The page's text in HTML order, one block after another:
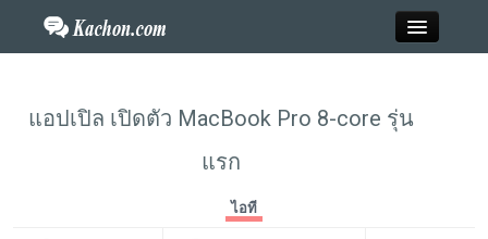
แอปเปิล เปิดตัว MacBook Pro 8-core รุ่น
แรก
ไอที